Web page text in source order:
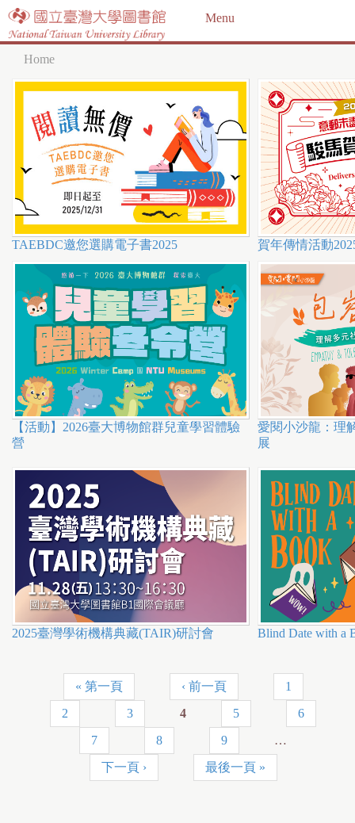
Jump to navigation
Menu
Y
u
e
h
e
r
e
Home
TAEBDC邀您選購電子書2025 賀年傳情活動
【活動】2026臺大博物館群兒童學習體驗
營
愛閱小沙龍：理
展
2025臺灣學術機構典藏(TAIR)研討會 Blind Date with a
« 第一頁 ‹ 前一頁
1
2
3 4 5
6
7
8 9
…
下一頁 ›
最後一頁 »